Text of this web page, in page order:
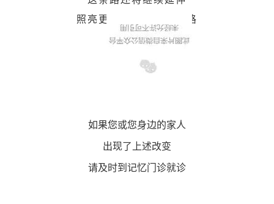
照亮更多家庭的希望之路
如果您或您身边的家人
出现了上述改变
请及时到记忆门诊就诊